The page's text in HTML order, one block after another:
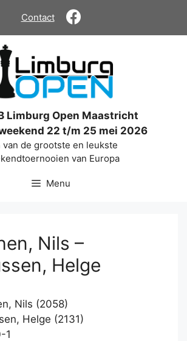
Contact
Limburg Open Maastricht
22 t/m 25 mei 2026
van de grootste en leukste
van Europa
Menu
Nils –
Helge
Nils (2058)
Helge (2131)
1